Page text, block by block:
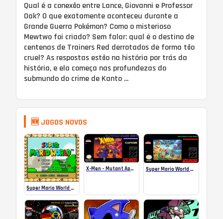
Qual é a conexão entre Lance, Giovanni e Professor
Oak? O que exatamente aconteceu durante a
Grande Guerra Pokémon? Como o misterioso
Mewtwo foi criado? Sem falar: qual é o destino de
centenas de Trainers Red derrotados de forma tão
cruel? As respostas estão na história por trás da
história, e ela começa nas profundezas do
submundo do crime de Kanto ...
🆕 JOGOS NOVOS
Super Mario World SA-1 Online
X-Men – Mutant Apocalypse Rebalanced Online Super Mario World Mix Online